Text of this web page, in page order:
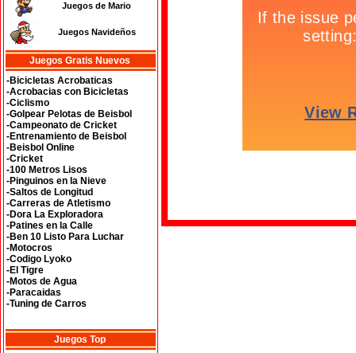
Juegos de Mario
Juegos Navideños
Juegos Gratis Nuevos
-Bicicletas Acrobaticas
-Acrobacias con Bicicletas
-Ciclismo
-Golpear Pelotas de Beisbol
-Campeonato de Cricket
-Entrenamiento de Beisbol
-Beisbol Online
-Cricket
-100 Metros Lisos
-Pinguinos en la Nieve
-Saltos de Longitud
-Carreras de Atletismo
-Dora La Exploradora
-Patines en la Calle
-Ben 10 Listo Para Luchar
-Motocros
-Codigo Lyoko
-El Tigre
-Motos de Agua
-Paracaidas
-Tuning de Carros
Juegos Top